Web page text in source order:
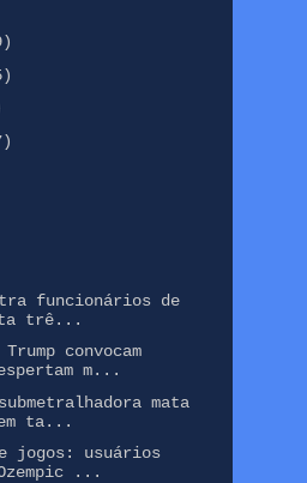
funcionários de
trê...
convocam
m...
mata
ta...
jogos: usuários
...